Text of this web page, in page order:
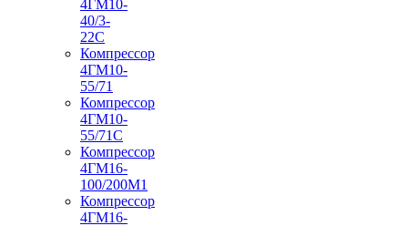
4ГМ10-
40/3-
22С
Компрессор
4ГМ10-
55/71
Компрессор
4ГМ10-
55/71С
Компрессор
4ГМ16-
100/200М1
Компрессор
4ГМ16-